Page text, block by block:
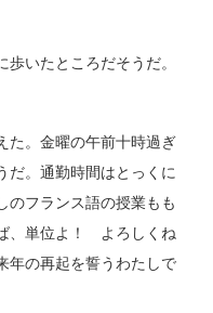
いたところだそうだ。
た。金曜の午前十時過ぎ
だ。通勤時間はとっくに
のフランス語の授業もも
、単位よ！ よろしくね
年の再起を誓うわたしで